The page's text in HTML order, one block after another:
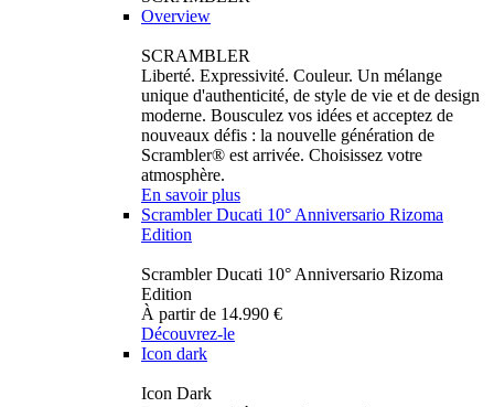
Overview
SCRAMBLER
Liberté. Expressivité. Couleur. Un mélange
unique d'authenticité, de style de vie et de design
moderne. Bousculez vos idées et acceptez de
nouveaux défis : la nouvelle génération de
Scrambler® est arrivée. Choisissez votre
atmosphère.
En savoir plus
Scrambler Ducati 10° Anniversario Rizoma
Edition
Scrambler Ducati 10° Anniversario Rizoma
Edition
À partir de 14.990 €
Découvrez-le
Icon dark
Icon Dark